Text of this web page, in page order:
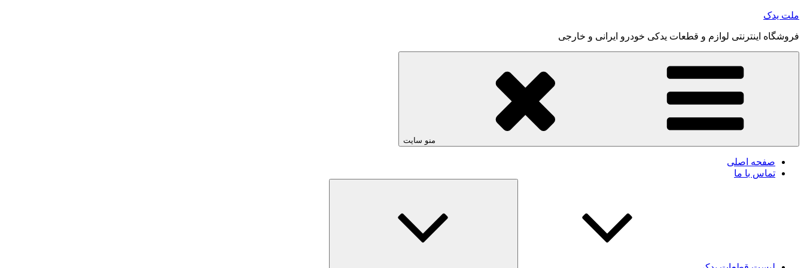
رفتن
محتوا
ملت یدک
فروشگاه اینترنتی لوازم و قطعات یدکی خودرو ایرانی و خارجی
منو سایت
صفحه اصلی
تماس با ما